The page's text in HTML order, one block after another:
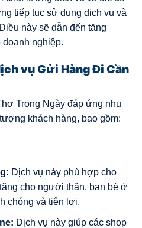
tiếp tục sử dụng dịch vụ và
này sẽ dẫn đến tăng
nghiệp.
vụ Gửi Hàng Đi Cần
Trong Ngày đáp ứng nhu
khách hàng, bao gồm:
Dịch vụ này phù hợp cho
cho người thân, bạn bè ở
chóng và tiện lợi.
Dịch vụ này giúp các shop